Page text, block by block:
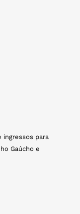
ingressos para
Gaúcho e